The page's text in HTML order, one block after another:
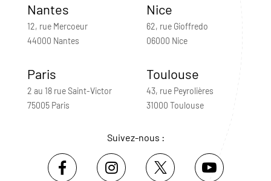
Nantes
12, rue Mercoeur
44000 Nantes
Nice
62, rue Gioffredo
06000 Nice
Paris
2 au 18 rue Saint-Victor
75005 Paris
Toulouse
43, rue Peyrolières
31000 Toulouse
Suivez-nous :